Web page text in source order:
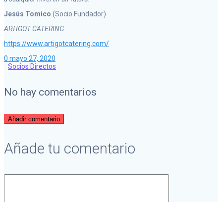
Jesús Tomico (Socio Fundador)
ARTIGOT CATERING
https://www.artigotcatering.com/
0 mayo 27, 2020
Socios Directos
No hay comentarios
Añadir comentario
Añade tu comentario